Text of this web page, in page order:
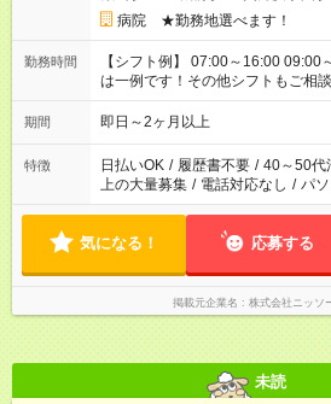
病院 ★勤務地選べます！
勤務時間
【シフト例】 07:00～16:00 09:00～
は一例です！その他シフトもご相
期間 即日～2ヶ月以上
特徴 日払いOK / 履歴書不要 / 40～50代
上の大量募集 / 電話対応なし / パ
気になる！ 応募する
掲載元企業名 株式会社ニッソ
未読